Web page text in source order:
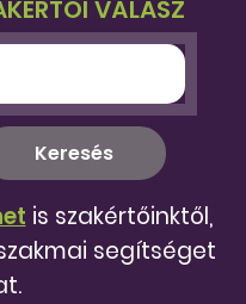
VÁLASZ
is szakértőinktől,
segítséget